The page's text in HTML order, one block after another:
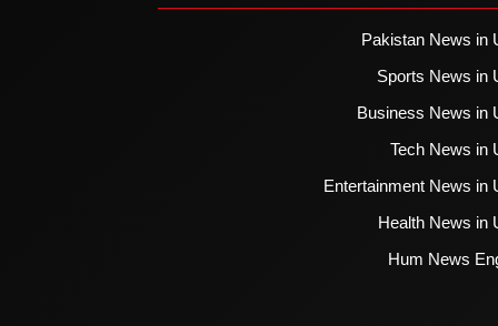
Pakistan News in
Sports News in
Business News in
Tech News in
Entertainment News in
Health News in
Hum News